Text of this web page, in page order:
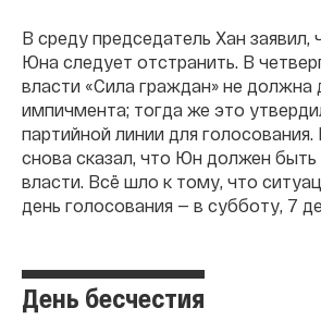
В среду председатель Хан заявил,
Юна следует отстранить. В
власти «Сила граждан» не должна
импичмента; тогда же это
партийной линии для голосования.
снова сказал, что Юн должен быть
власти. Всё шло к тому, что
день голосования — в субботу, 7
День бесчестия